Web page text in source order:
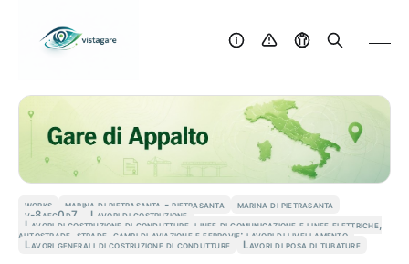
works marina di pietrasanta - pietrasanta marina di pietrasanta
v-8aec0d7 Lavori di costruzione
Lavori di costruzione di condutture, linee di comunicazione e linee elettriche,
autostrade, strade, campi di aviazione e ferrovie; lavori di livellamento
Lavori generali di costruzione di condutture Lavori di posa di tubature